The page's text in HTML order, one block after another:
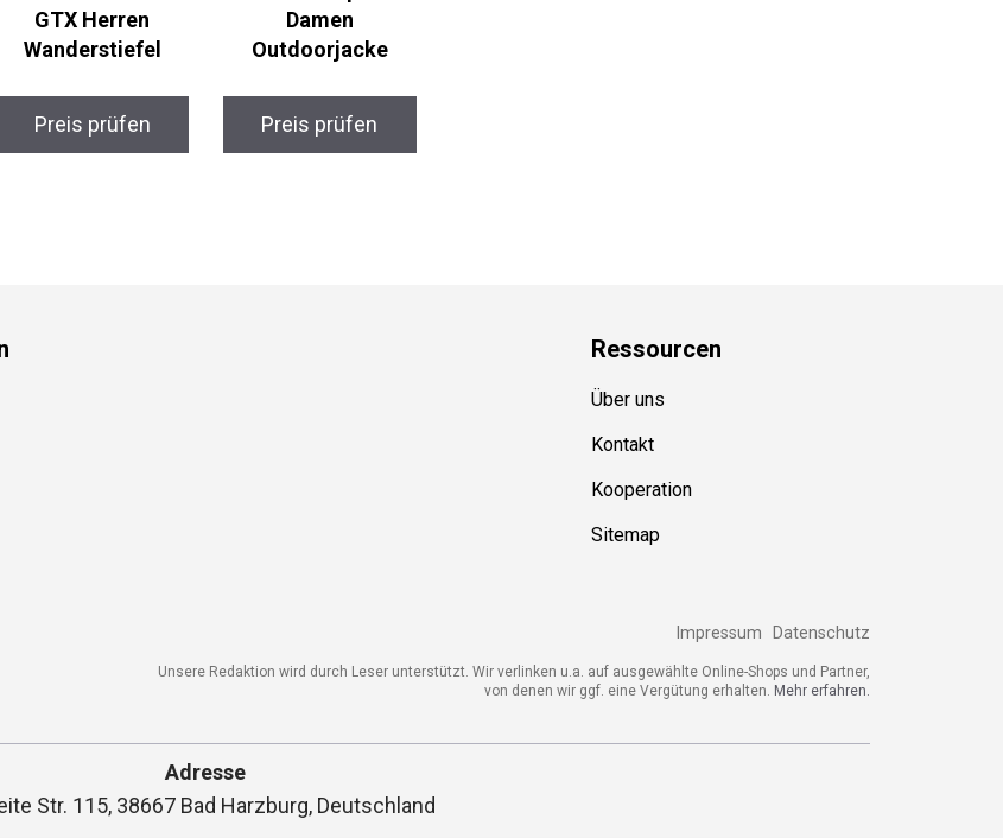
Merrell Moab 2 Mid
GTX Herren
Preis prüfen
donhobo Alpina L
Damen
Preis prüfen
Unsere Redaktion wird durch Leser unterstützt. Wir verlinken u.a. auf ausgewählte Online-Shops und Partner,
Adresse